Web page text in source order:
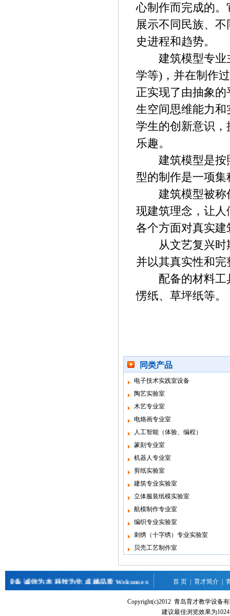
心制作而完成的
展示不同民族、
史进程和趋势。
建筑模型专业主
学等)，并在制作
正实现了由抽象
生空间思维能力
学生的创新意识
乐趣。
建筑模型是按照
型的制作是一项
建筑模型被称作
现建筑理念，让
各个方面对真实
从文艺复兴时期
并以其真实性和
配备的材料工具
愣纸、草坪纸等。
同类产品
电子技术实践室设备
陶艺实验室
木艺专业室
电烙画专业室
人工智能（体验、编程）
篆刻专业室
机器人专业室
剪纸实验室
建筑专业实验室
立体服装纸模实验室
航模制作专业室
编织专业实验室
刺绣（十字绣）专业实验室
贝壳工艺制作室
设备 诚信为本 科技为先 卓越品质 Welcome to www.qdyc.cn
首 页 | 育才简介 |
Copyright(c)2012 青岛育才教学设备
建议最佳浏览效果为